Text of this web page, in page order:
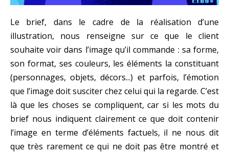
Le brief, dans le cadre de la réalisation d’une
illustration, nous renseigne sur ce que le client
souhaite voir dans l’image qu’il commande : sa forme,
son format, ses couleurs, les éléments la constituant
(personnages, objets, décors...) et parfois, l’émotion
que l’image doit susciter chez celui qui la regarde. C’est
là que les choses se compliquent, car si les mots du
brief nous indiquent clairement ce que doit contenir
l’image en terme d’éléments factuels, il ne nous dit
que très rarement ce qui ne doit pas être montré et